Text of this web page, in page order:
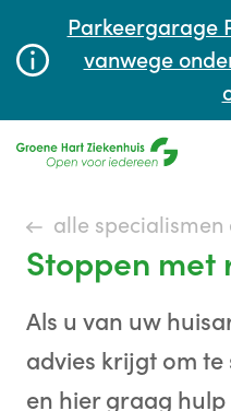
Parkeergarage
vanwege
Wachttijden
alle
Stoppen met
Als u van uw
advies krijgt om
en hier graag